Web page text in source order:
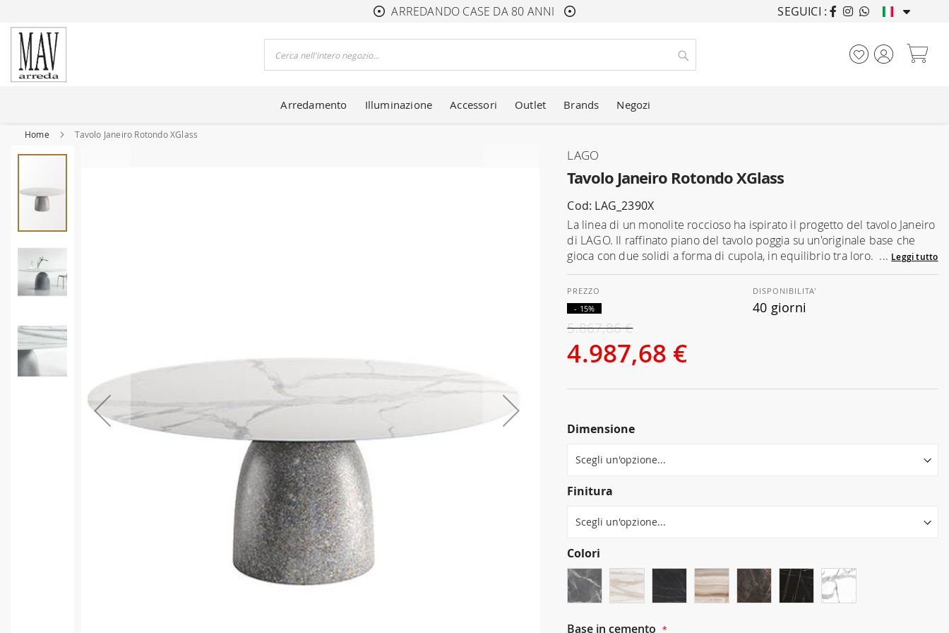
ARREDANDO CASE DA 80 ANNI ARREDANDO CASE
SEGUICI :
Cerca
Arredamento Illuminazione Accessori Outlet Brands Negozi
Home Tavolo Janeiro Rotondo XGlass
Tavolo Janeiro Rotondo XGlass
LAGO
Cod: LAG_2390X
La linea di un monolite roccioso ha ispirato il progetto del tavolo Janeiro
di LAGO. Il raffinato piano del tavolo poggia su un'originale base che
gioca con due solidi a forma di cupola, in equilibrio tra loro. ... Leggi tutto
4.987,68 €
5.867,86 €
- 15%
DISPONIBILITA'
40 giorni
Dimensione
Finitura
Colori
Base in cemento
Vai
della
galleria
di
immagini